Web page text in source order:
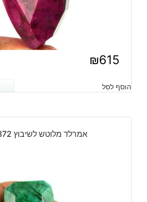
₪615
הוסף לסל
אמרלד מלוטש לשיבוץ 372 קרט